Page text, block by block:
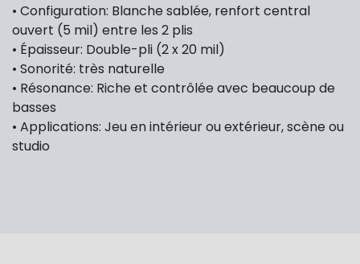
• Configuration: Blanche sablée, renfort central
ouvert (5 mil) entre les 2 plis
• Épaisseur: Double-pli (2 x 20 mil)
• Sonorité: très naturelle
• Résonance: Riche et contrôlée avec beaucoup de
basses
• Applications: Jeu en intérieur ou extérieur, scène ou
studio